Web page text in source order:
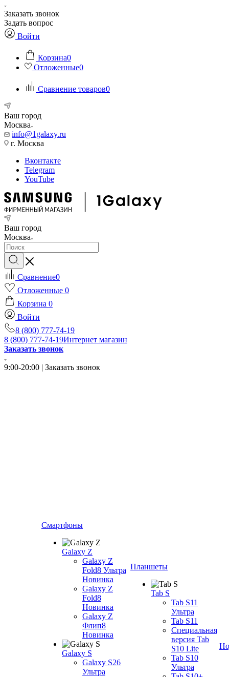
Заказать звонок
Задать вопрос
Войти
Корзина0
Отложенные0
Сравнение товаров0
Ваш город
Москва
info@1galaxy.ru
г. Москва
Вконтакте
Telegram
YouTube
Ваш город
Москва
Сравнение0
Отложенные 0
Корзина 0
Войти
8 (800) 777-74-19
8 (800) 777-74-19Интернет магазин
Заказать звонок
9:00-20:00 | Заказать звонок
Смартфоны
Galaxy Z
Galaxy Z
Fold8 Ультра
Новинка
Galaxy Z
Fold8
Новинка
Galaxy Z
Флип8
Новинка
Galaxy S
Galaxy S26
Ультра
Планшеты
Tab S
Tab S11
Ультра
Tab S11
Специальная
версия Tab
S10 Lite
Tab S10
Ультра